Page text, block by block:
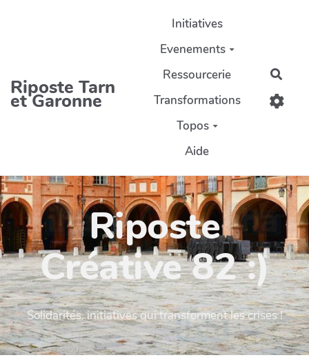
Riposte Tarn
et Garonne
Initiatives
Evenements
Ressourcerie
Transformations
Topos
Aide
Riposte
Créative 82 :)
Solidarités, initiatives qui transforment les crises !